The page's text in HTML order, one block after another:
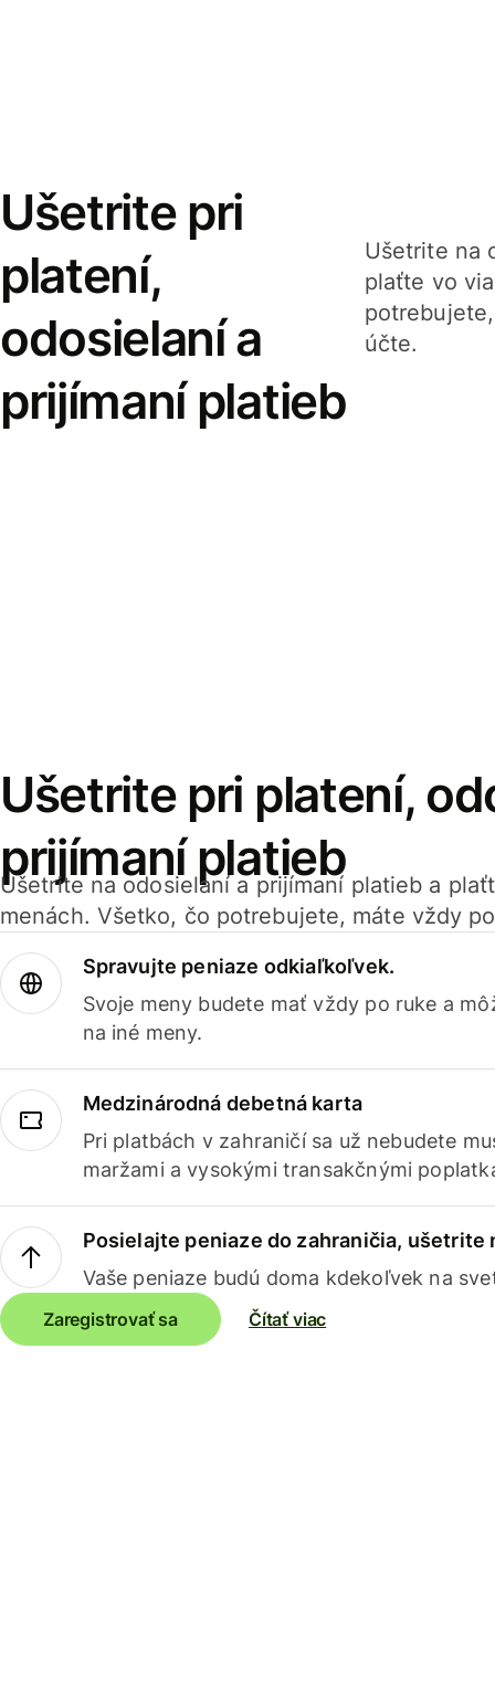
Ušetrite pri
platení,
odosielaní a
prijímaní platieb
Ušetrite na
plaťte vo
účte.
Ušetrite pri platení,
prijímaní platieb
Ušetrite na odosielaní a prijímaní platieb a
menách. Všetko, čo potrebujete, máte vždy
Spravujte peniaze odkiaľkoľvek.
Svoje meny budete mať vždy po ruke a
na iné meny.
Medzinárodná debetná karta
Pri platbách v zahraničí sa už nebudete
maržami a vysokými transakčnými
Posielajte peniaze do zahraničia, ušetrite
Vaše peniaze budú doma kdekoľvek na
Zaregistrovať sa Čítať viac